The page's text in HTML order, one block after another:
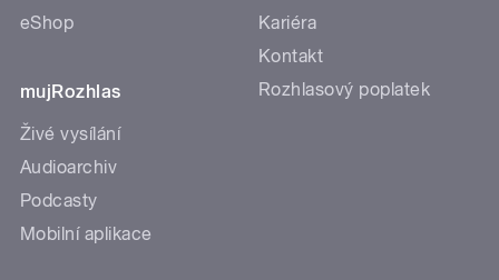
eShop
mujRozhlas
Živé vysílání
Audioarchiv
Podcasty
Mobilní aplikace
Kariéra
Kontakt
Rozhlasový poplatek